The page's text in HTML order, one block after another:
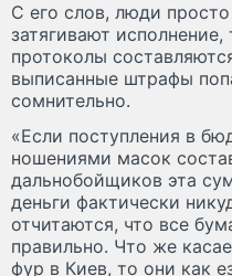
С его слов, люди
затягивают
протоколы
выписанные штрафы
сомнительно.
«Если поступления в
ношениями масок
дальнобойщиков эта
деньги фактически
отчитаются, что все
правильно. Что же
фур в Киев, то они как